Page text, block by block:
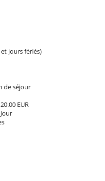
jours fériés)
de séjour
EUR